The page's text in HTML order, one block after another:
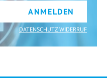
ANMELDEN
DATENSCHUTZ WIDERRUF